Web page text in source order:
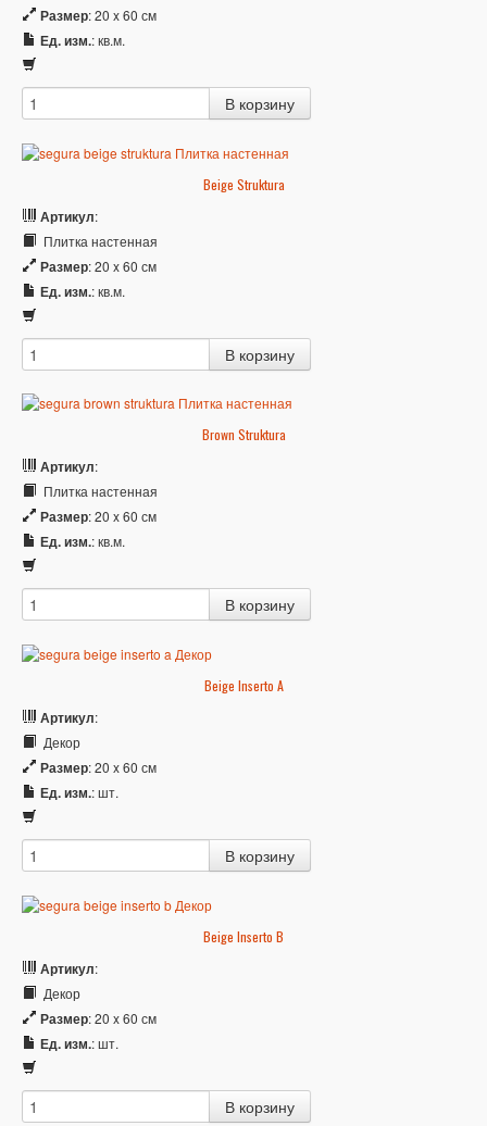
Размер: 20 x 60 см
Ед. изм.: кв.м.
Beige Struktura
Артикул:
Плитка настенная
Размер: 20 x 60 см
Ед. изм.: кв.м.
Brown Struktura
Артикул:
Плитка настенная
Размер: 20 x 60 см
Ед. изм.: кв.м.
Beige Inserto A
Артикул:
Декор
Размер: 20 x 60 см
Ед. изм.: шт.
Beige Inserto B
Артикул:
Декор
Размер: 20 x 60 см
Ед. изм.: шт.